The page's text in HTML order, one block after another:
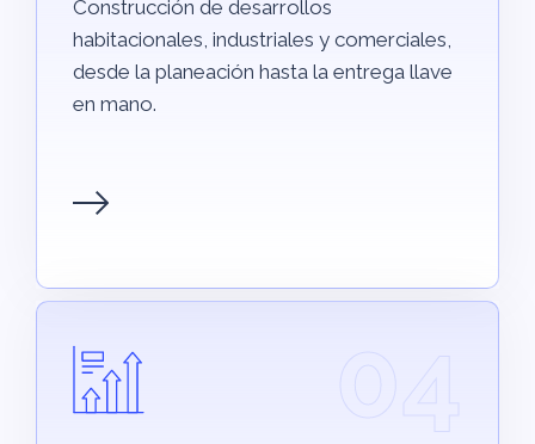
Construcción de desarrollos
habitacionales, industriales y comerciales,
desde la planeación hasta la entrega llave
en mano.
04